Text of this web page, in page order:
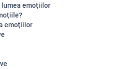
lumea emoțiilor
emoțiilor